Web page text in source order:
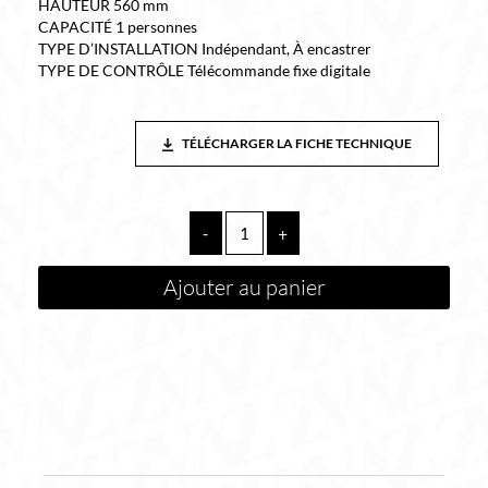
HAUTEUR 560 mm
CAPACITÉ 1 personnes
TYPE D’INSTALLATION Indépendant, À encastrer
TYPE DE CONTRÔLE Télécommande fixe digitale
TÉLÉCHARGER LA FICHE TECHNIQUE
-
BAIGNOIRE
HYDROMASSAGE
OMBRE170*80
+
Ajouter au panier